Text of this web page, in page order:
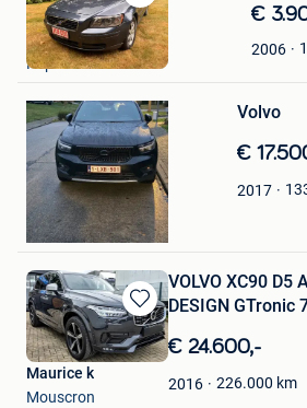
Bewaren
in
Mijn
Favorieten
€
2006
An Meersman
Kapellen
Bewaren
Mijn
Favorieten
Volvo
€
2017
Christophe Mazzon
Ressaix
Bewaren
in
Mijn
Favorieten
VOLVO XC90 D5
DESIGN GTronic
€ 24.600,-
2016 226.000 km
Maurice k
Mouscron